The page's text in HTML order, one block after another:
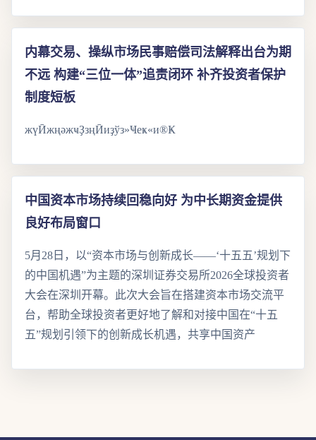
内幕交易、操纵市场民事赔偿司法解释出台为期
不远 构建“三位一体”追责闭环 补齐投资者保护
制度短板
жүӢжңәжҹҘзңӢиҙўз»Ҹеҝ«и®Ҝ
中国资本市场持续回稳向好 为中长期资金提供
良好布局窗口
5月28日，以“资本市场与创新成长——‘十五五’规划下
的中国机遇”为主题的深圳证券交易所2026全球投资者
大会在深圳开幕。此次大会旨在搭建资本市场交流平
台，帮助全球投资者更好地了解和对接中国在“十五
五”规划引领下的创新成长机遇，共享中国资产